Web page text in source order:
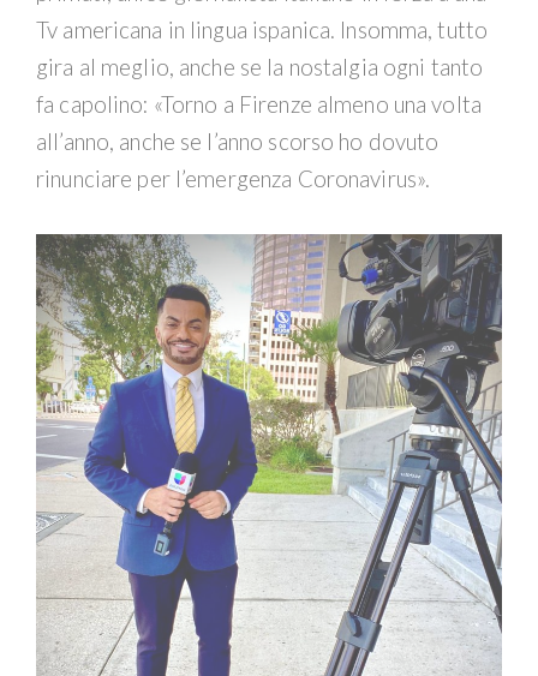
Tv americana in lingua ispanica. Insomma, tutto
gira al meglio, anche se la nostalgia ogni tanto
fa capolino: «Torno a Firenze almeno una volta
all’anno, anche se l’anno scorso ho dovuto
rinunciare per l’emergenza Coronavirus».